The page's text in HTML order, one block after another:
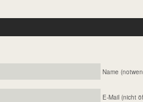
Name
E-Mail (nicht